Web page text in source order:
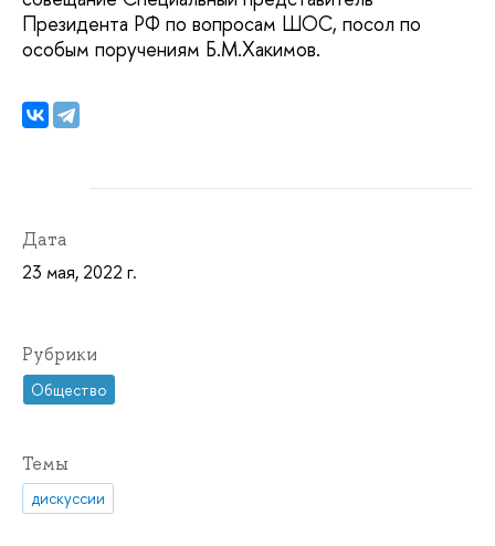
Президента РФ по вопросам ШОС, посол по
особым поручениям Б.М.Хакимов.
Дата
23 мая, 2022 г.
Рубрики
Общество
Темы
дискуссии